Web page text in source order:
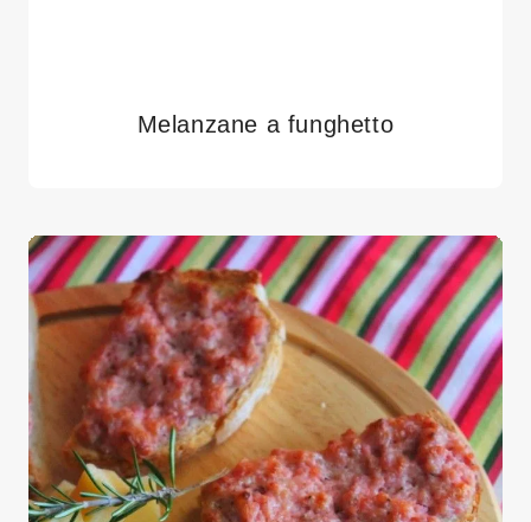
Melanzane a funghetto